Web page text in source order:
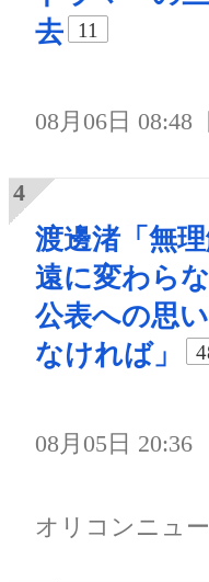
去
11
08月06日 08:48
渡邊渚「無
遠に変わら
公表への思
なければ」
08月05日 20:36
オリコンニュ